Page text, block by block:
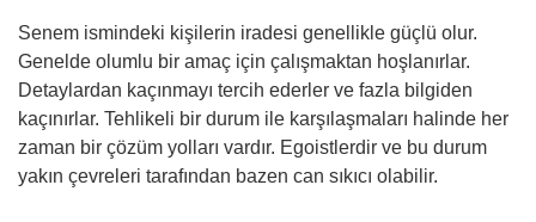
Senem ismindeki kişilerin iradesi genellikle güçlü olur.
Genelde olumlu bir amaç için çalışmaktan hoşlanırlar.
Detaylardan kaçınmayı tercih ederler ve fazla bilgiden
kaçınırlar. Tehlikeli bir durum ile karşılaşmaları halinde her
zaman bir çözüm yolları vardır. Egoistlerdir ve bu durum
yakın çevreleri tarafından bazen can sıkıcı olabilir.